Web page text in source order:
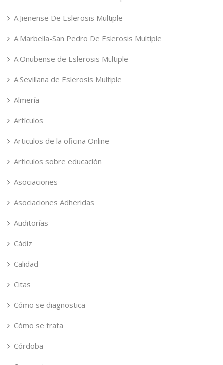
A.Jienense De Eslerosis Multiple
A.Marbella-San Pedro De Eslerosis Multiple
A.Onubense de Eslerosis Multiple
A.Sevillana de Eslerosis Multiple
Almería
Artículos
Articulos de la oficina Online
Articulos sobre educación
Asociaciones
Asociaciones Adheridas
Auditorías
Cádiz
Calidad
Citas
Cómo se diagnostica
Cómo se trata
Córdoba